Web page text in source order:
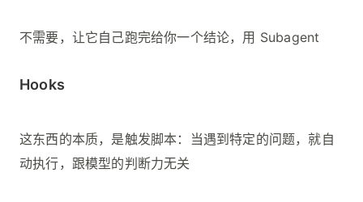
不需要，让它自己跑完给你一个结论，用 Subagent
Hooks
这东西的本质，是触发脚本：当遇到特定的问题，就自
动执行，跟模型的判断力无关